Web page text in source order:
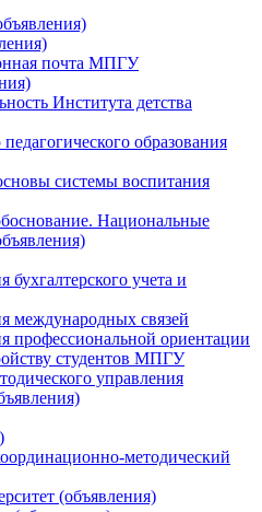
почта МПГУ
Института детства
образования
системы воспитания
Национальные
учета и
международных связей
профессиональной ориентации
студентов МПГУ
управления
методический
(объявления)